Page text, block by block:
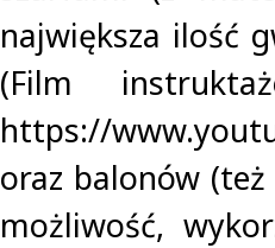
największa ilość
(Film
https://
oraz balonów (też
możliwość,